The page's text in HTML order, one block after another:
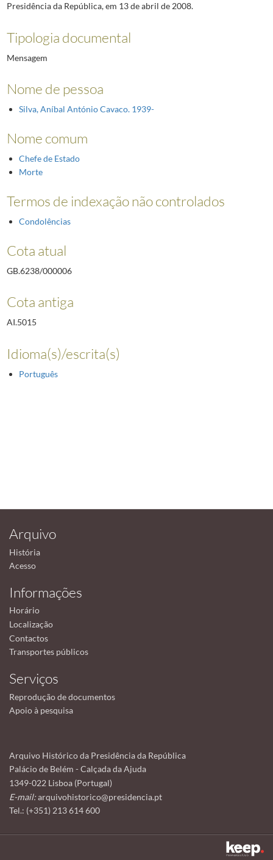
Presidência da República, em 13 de abril de 2008.
Tipologia documental
Mensagem
Nome de pessoa
Silva, Aníbal António Cavaco. 1939-
Nome comum
Chefe de Estado
Morte
Termos de indexação não controlados
Condolências
Cota atual
GB.6238/000006
Cota antiga
AI.5015
Idioma(s)/escrita(s)
Português
Arquivo
História
Acesso
Informações
Horário
Localização
Contactos
Transportes públicos
Serviços
Reprodução de documentos
Apoio à pesquisa
Arquivo Histórico da Presidência da República
Palácio de Belém - Calçada da Ajuda
1349-022 Lisboa (Portugal)
E-mail:arquivohistorico@presidencia.pt
Tel.: (+351) 213 614 600